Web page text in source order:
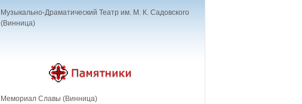
Музыкально-Драматический Театр им. М. К. Садовского
(Винница)
Мемориал Славы (Винница)